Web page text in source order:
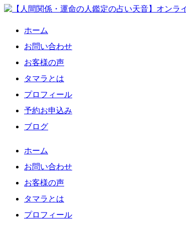
ホーム
お問い合わせ
お客様の声
タマラとは
プロフィール
予約お申込み
ブログ
ホーム
お問い合わせ
お客様の声
タマラとは
プロフィール